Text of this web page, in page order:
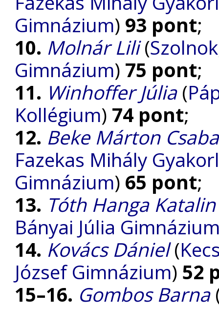
Gimnázium) 93 pont;
10. Molnár Lili(
Gimnázium) 75 pont;
11. Winhoffer Júlia(
Kollégium) 74 pont;
12. Beke Márton Csaba
Fazekas Mihály
Gimnázium) 65 pont;
13. Tóth Hanga Katalin
Bányai Júlia
14. Kovács Dániel(
József Gimnázium) 52
15–16. Gombos Barna